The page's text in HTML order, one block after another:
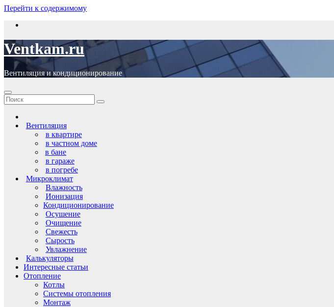
Перейти к содержимому
Ventkam.ru
Вентиляция и кондиционирование
Вентиляция
в квартире
в частном доме
в бане
в гараже
в погребе
Микроклимат
Влажность
Ионизация
Кондиционирование
Осушение
Очищение
Свежесть
Сырость
Увлажнение
Калькуляторы
Интересные статьи
Отопление
Котлы
Системы отопления
Монтаж